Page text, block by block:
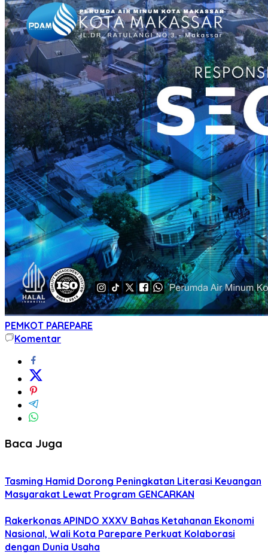
PEMKOT PAREPARE
Komentar
Baca Juga
Tasming Hamid Dorong Peningkatan Literasi Keuangan
Masyarakat Lewat Program GENCARKAN
Rakerkonas APINDO XXXV Bahas Ketahanan Ekonomi
Nasional, Wali Kota Parepare Perkuat Kolaborasi
dengan Dunia Usaha